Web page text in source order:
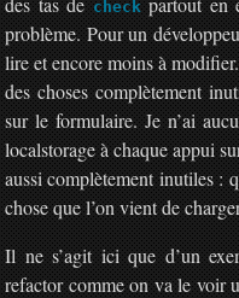
check
problème. Pour un
lire et encore moins à
des choses complètement
sur le formulaire. Je n’ai
localstorage à chaque appui
aussi complètement inutiles :
chose que l’on vient de
Il ne s’agit ici que d’un
refactor comme on va le voir